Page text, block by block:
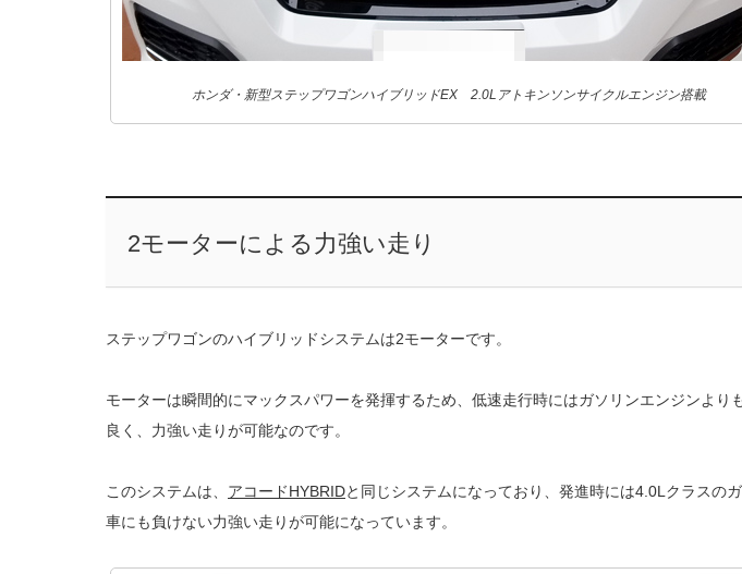
ホンダ・新型ステップワゴンハイブリッドEX 2.0Lアトキンソンサイクルエンジン搭載
2モーターによる力強い走り
ステップワゴンのハイブリッドシステムは2モーターです。
モーターは瞬間的にマックスパワーを発揮するため、低速走行時にはガソリンエンジンより
良く、力強い走りが可能なのです。
このシステムは、 アコードHYBRIDと同じシステムになっており、発進時には4.0Lクラスの
車にも負けない力強い走りが可能になっています。